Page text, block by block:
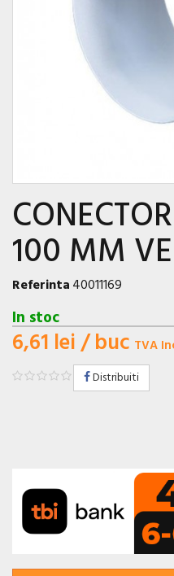
100 MM
Referinta40011169
In stoc
6,61 lei/ buc TVA
Distribuiti